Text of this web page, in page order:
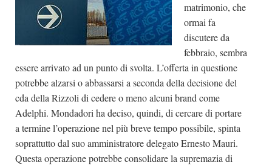
Partnership
Tabù Festival 2014
A Tutto Volume
Salone di Torino
matrimonio, che
ormai fa
discutere da
febbraio, sembra
essere arrivato ad un punto di svolta. L’offerta in questione
potrebbe alzarsi o abbassarsi a seconda della decisione del
cda della Rizzoli di cedere o meno alcuni brand come
Adelphi. Mondadori ha deciso, quindi, di cercare di portare
a termine l’operazione nel più breve tempo possibile, spinta
soprattutto dal suo amministratore delegato Ernesto Mauri.
Questa operazione potrebbe consolidare la supremazia di